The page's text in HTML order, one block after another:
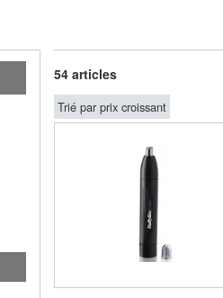
54 articles
Trié par prix croissant